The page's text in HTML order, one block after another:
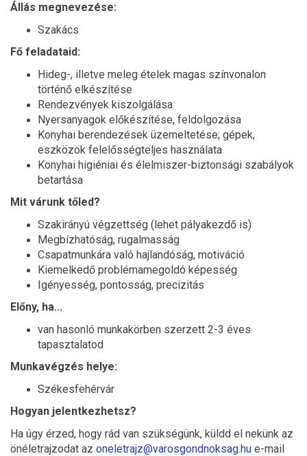
Állás megnevezése:
Szakács
Fő feladataid:
Hideg-, illetve meleg ételek magas színvonalon
történő elkészítése
Rendezvények kiszolgálása
Nyersanyagok előkészítése, feldolgozása
Konyhai berendezések üzemeltetése; gépek,
eszközök felelősségteljes használata
Konyhai higiéniai és élelmiszer-biztonsági szabályok
betartása
Mit várunk tőled?
Szakirányú végzettség (lehet pályakezdő is)
Megbízhatóság, rugalmasság
Csapatmunkára való hajlandóság, motiváció
Kiemelkedő problémamegoldó képesség
Igényesség, pontosság, precizitás
Előny, ha...
van hasonló munkakörben szerzett 2-3 éves
tapasztalatod
Munkavégzés helye:
Székesfehérvár
Hogyan jelentkezhetsz?
Ha úgy érzed, hogy rád van szükségünk, küldd el nekünk az
önéletrajzodat az oneletrajz@varosgondnoksag.hu e-mail